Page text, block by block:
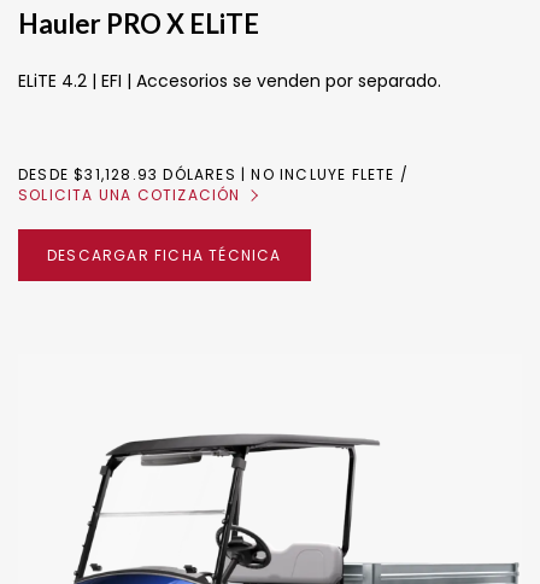
Hauler PRO X ELiTE
ELiTE 4.2 | EFI | Accesorios se venden por separado.
DESDE $31,128.93 DÓLARES | NO INCLUYE FLETE
SOLICITA UNA COTIZACIÓN
DESCARGAR FICHA TÉCNICA